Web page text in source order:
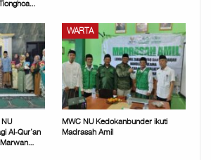
Al-Qur’an
Marwan…
WARTA
MWC NU Kedokanbunder ikuti
Madrasah Amil